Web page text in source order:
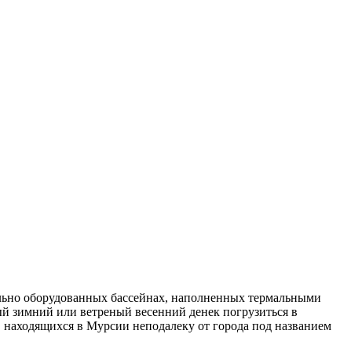
оборудованных бассейнах, наполненных термальными
или ветреный весенний денек погрузиться в
в Мурсии неподалеку от города под названием